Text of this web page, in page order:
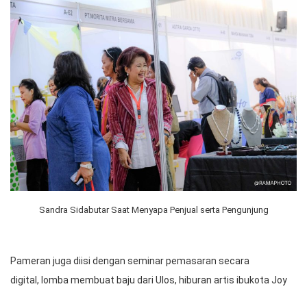
Sandra Sidabutar Saat Menyapa Penjual serta Pengunjung
Pameran juga diisi dengan seminar pemasaran secara
digital, lomba membuat baju dari Ulos, hiburan artis ibukota Joy